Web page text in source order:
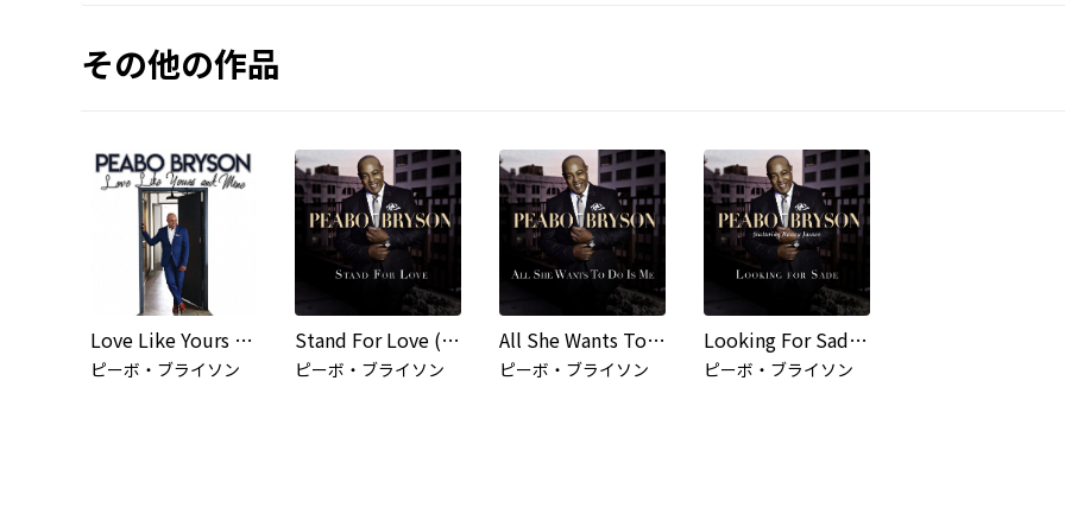
その他の作品
Love Like Yours And Mine
ピーボ・ブライソン
Stand For Love (Deluxe Version)
ピーボ・ブライソン
All She Wants To Do Is Me
ピーボ・ブライソン
Looking For Sade (Remix)
ピーボ・ブライソン